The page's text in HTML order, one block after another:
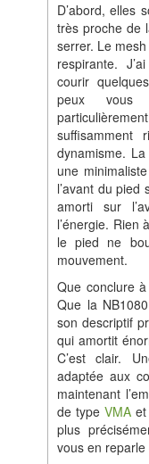
D’abord, elles
très proche de
serrer. Le
respirante.
courir
peux vous
suffisamment
dynamisme.
une
l’avant du
amorti sur
l’énergie. Rien
le pied ne
mouvement.
Que conclure
Que la
son descriptif
qui amortit
C’est clair.
adaptée aux
maintenant
de type VMAet
plus
vous en